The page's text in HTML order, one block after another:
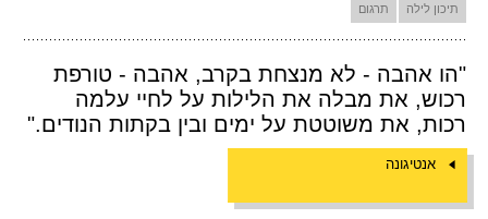
תיכון לילה תרגום
"הו אהבה - לא מנצחת בקרב, אהבה - טורפת
רכוש, את מבלה את הלילות על לחיי עלמה
רכות, את משוטטת על ימים ובין בקתות הנודים."
אנטיגונה